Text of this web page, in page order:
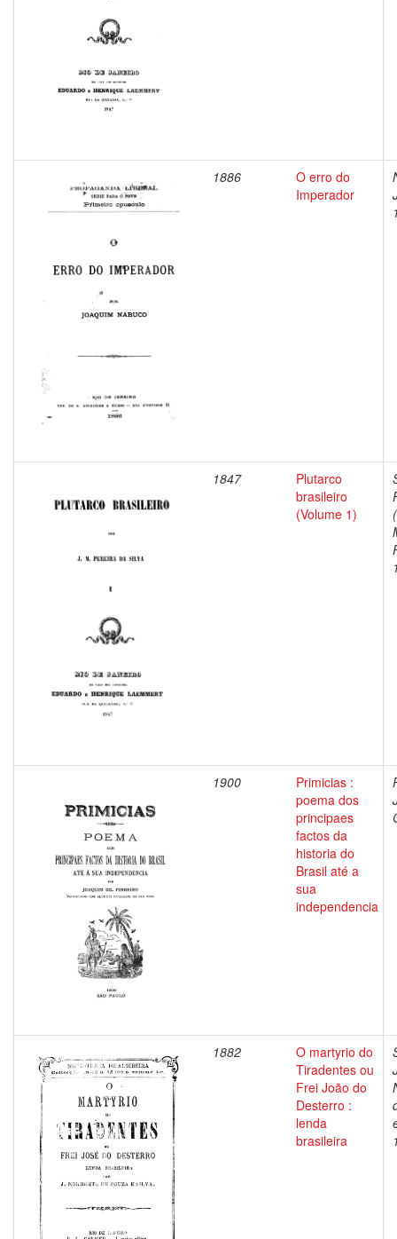
1886
O erro do
Imperador
1847
Plutarco
brasileiro
(Volume 1)
1900
Primicias :
poema dos
principaes
factos da
historia do
Brasil até a
sua
independencia
1882
O martyrio do
Tiradentes ou
Frei João do
Desterro :
lenda
brasileira